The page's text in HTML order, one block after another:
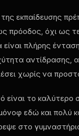
εκπαίδευσης
πρόοδος, όχι ως
είναι πλήρης
αντίδρασης,
χωρίς να
το καλύτερο
εδώ και πολύ
στο